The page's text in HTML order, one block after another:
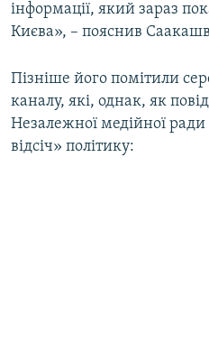
інформації, який зараз
Києва», – пояснив
Пізніше його помітили
каналу, які, однак, як
Незалежної медійної ради
відсіч» політику: